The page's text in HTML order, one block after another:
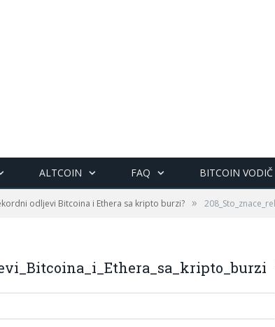
ALTCOIN FAQ BITCOIN VODIČ
odljevi Bitcoina i Ethera sa kripto burzi? »